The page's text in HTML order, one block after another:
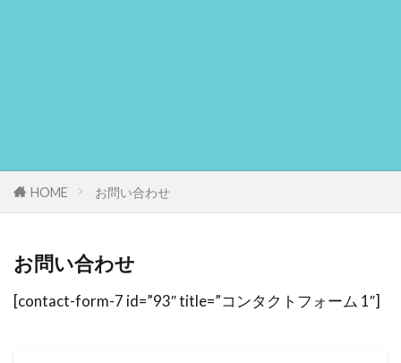
HOME お問い合わせ
お問い合わせ
[contact-form-7 id=”93″ title=”コンタクトフォーム 1″]